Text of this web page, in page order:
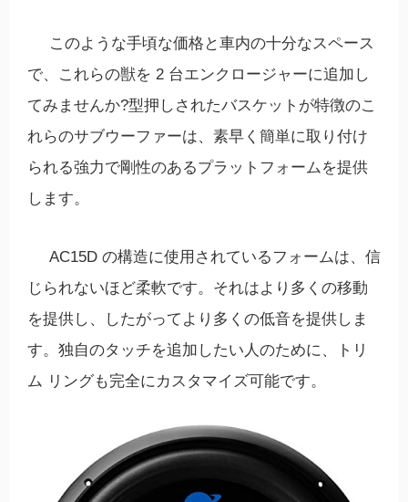
このような手頃な価格と車内の十分なスペース
で、これらの獣を 2 台エンクロージャーに追加し
てみませんか?型押しされたバスケットが特徴のこ
れらのサブウーファーは、素早く簡単に取り付け
られる強力で剛性のあるプラットフォームを提供
します。
AC15D の構造に使用されているフォームは、信
じられないほど柔軟です。それはより多くの移動
を提供し、したがってより多くの低音を提供しま
す。独自のタッチを追加したい人のために、トリ
ム リングも完全にカスタマイズ可能です。